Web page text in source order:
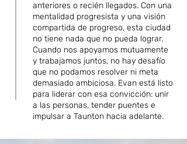
anteriores o recién llegados. Con una
mentalidad progresista y una visión
compartida de progreso, esta ciudad
no tiene nada que no pueda lograr.
Cuando nos apoyamos mutuamente
y trabajamos juntos, no hay desafío
que no podamos resolver ni meta
demasiado ambiciosa. Evan está listo
para liderar con esa convicción: unir
a las personas, tender puentes e
impulsar a Taunton hacia adelante.